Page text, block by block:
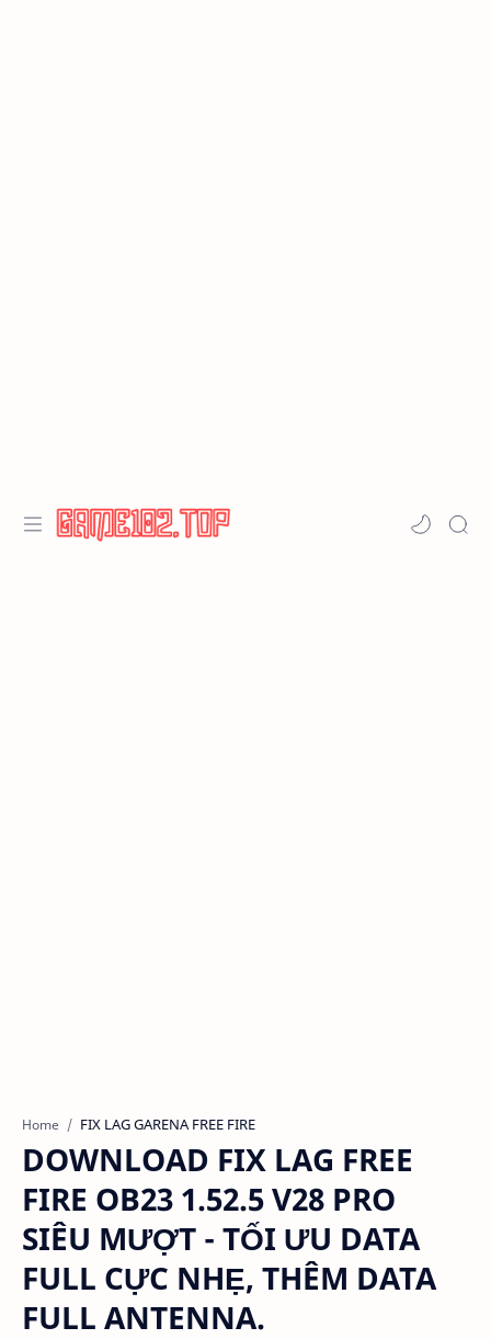
Home FIX LAG GARENA FREE FIRE
DOWNLOAD FIX LAG FREE
FIRE OB23 1.52.5 V28 PRO
SIÊU MƯỢT - TỐI ƯU DATA
FULL CỰC NHẸ, THÊM DATA
FULL ANTENNA.